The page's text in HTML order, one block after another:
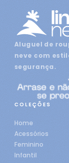
Aluguel de
neve com
segurança.
COLEÇÕES
Home
Acessórios
Feminino
Infantil